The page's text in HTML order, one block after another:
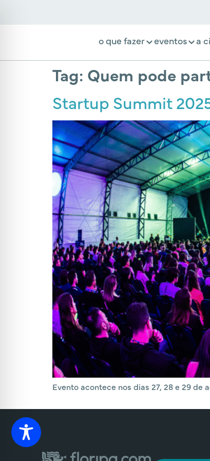
o que fazer eventos a
Tag: Quem pode
Startup Summit
Evento acontece nos dias 27, 28 e 29 de